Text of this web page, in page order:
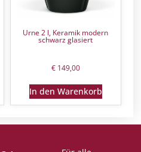
Urne 2 l, Keramik modern
schwarz glasiert
€149,00
In den Warenkorb